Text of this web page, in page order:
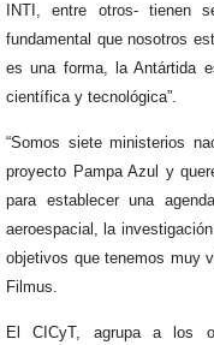
INTI, entre otros- tienen
fundamental que nosotros
es una forma, la Antártida
científica y tecnológica”.
“Somos siete ministerios
proyecto Pampa Azul y
para establecer una
aeroespacial, la
objetivos que tenemos muy
Filmus.
El CICyT, agrupa a los